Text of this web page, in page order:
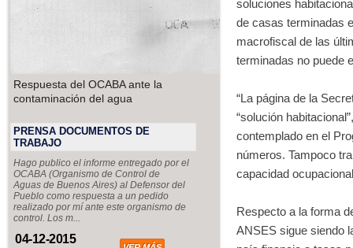
Respuesta del OCABA ante la
contaminación del agua
PRENSA DOCUMENTOS DE
TRABAJO
Hago publico el informe entregado por el
OCABA (Organismo de Control de
Aguas de Buenos Aires) al Defensor del
Pueblo como respuesta a un pedido
realizado por mí ante este organismo de
control. Los m...
04-12-2015
soluciones
de casas terminadas
macrofiscal de las
terminadas no puede
“La página de la
“solución
contemplado en el
números. Tampoco
capacidad
Respecto a la forma
ANSES sigue siendo